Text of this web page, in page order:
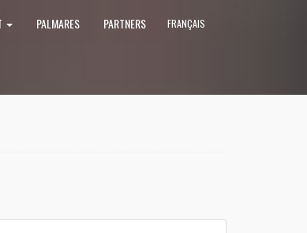
PALMARES PARTNERS FRANÇAIS